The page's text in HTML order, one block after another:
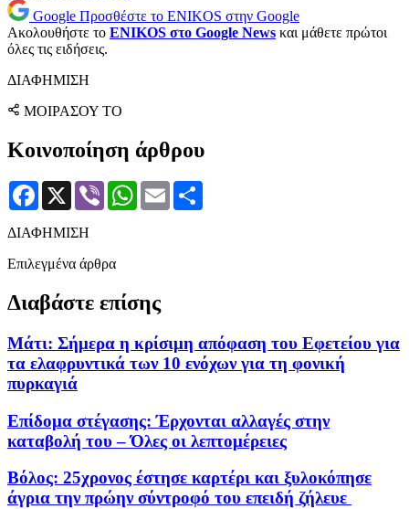
Google Προσθέστε το ENIKOS στην Google
Ακολουθήστε το ENIKOS στο Google News και μάθετε πρώτοι
όλες τις ειδήσεις.
ΔΙΑΦΗΜΙΣΗ
ΜΟΙΡΑΣΟΥ ΤΟ
Κοινοποίηση άρθρου
Facebook
X Viber WhatsApp
Email
ΔΙΑΦΗΜΙΣΗ
Επιλεγμένα άρθρα
Διαβάστε επίσης
Μάτι: Σήμερα η κρίσιμη απόφαση του Εφετείου για
τα ελαφρυντικά των 10 ενόχων για τη φονική
πυρκαγιά
Επίδομα στέγασης: Έρχονται αλλαγές στην
καταβολή του – Όλες οι λεπτομέρειες
Βόλος: 25χρονος έστησε καρτέρι και ξυλοκόπησε
άγρια την πρώην σύντροφό του επειδή ζήλευε